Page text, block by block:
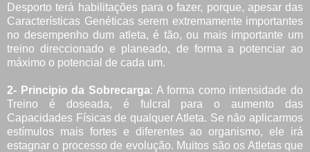
Desporto terá habilitações para o fazer, porque, apesar das
Características Genéticas serem extremamente importantes
no desempenho dum atleta, é tão, ou mais importante um
treino direccionado e planeado, de forma a potenciar ao
máximo o potencial de cada um.
2- Principio da Sobrecarga: A forma como intensidade do
Treino é doseada, é fulcral para o aumento das
Capacidades Físicas de qualquer Atleta. Se não aplicarmos
estímulos mais fortes e diferentes ao organismo, ele irá
estagnar o processo de evolução. Muitos são os Atletas que